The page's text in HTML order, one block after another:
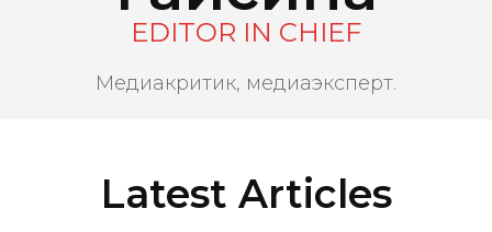
EDITOR IN CHIEF
Медиакритик, медиаэксперт.
Latest Articles